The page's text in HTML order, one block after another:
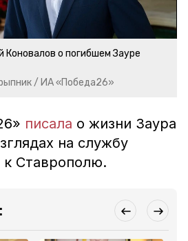
Коновалов о погибшем Зауре
/ ИА «Победа26»
писала о жизни Заура
на службу
Ставрополю.